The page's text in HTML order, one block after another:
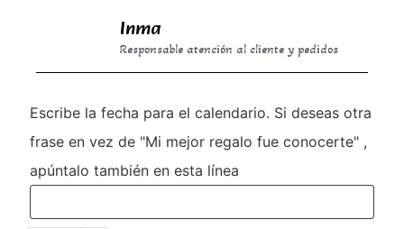
Inma
Responsable atención al cliente y pedidos
Escribe la fecha para el calendario. Si deseas otra
frase en vez de "Mi mejor regalo fue conocerte" ,
apúntalo también en esta línea